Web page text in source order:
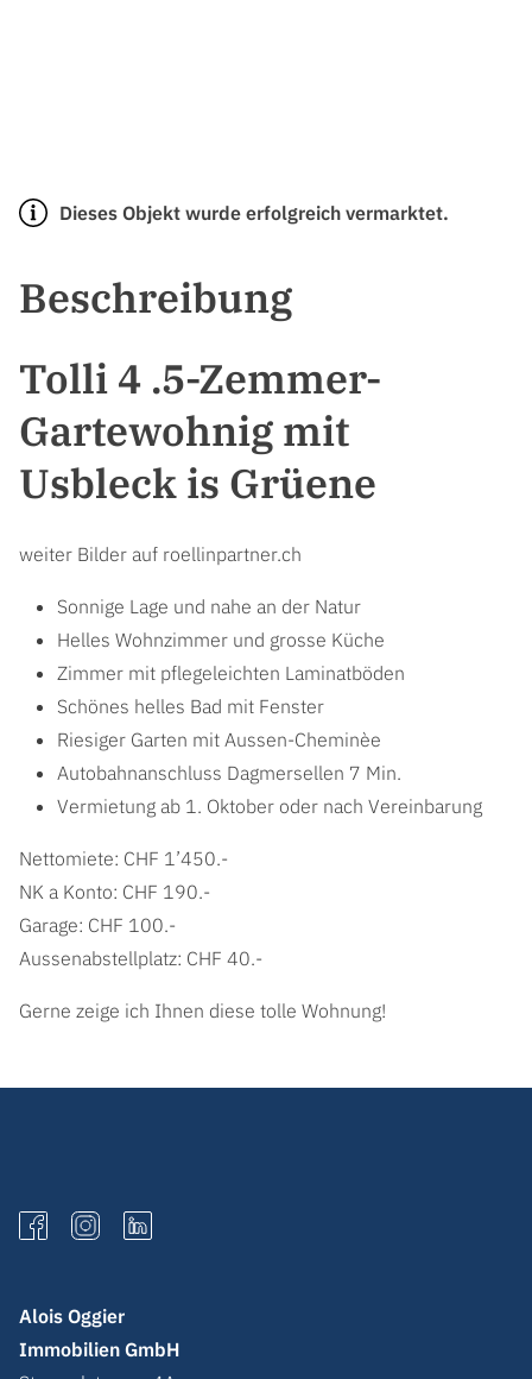
Dieses Objekt wurde erfolgreich vermarktet.
Beschreibung
Tolli 4 .5-Zemmer-
Gartewohnig mit
Usbleck is Grüene
weiter Bilder auf roellinpartner.ch
Sonnige Lage und nahe an der Natur
Helles Wohnzimmer und grosse Küche
Zimmer mit pflegeleichten Laminatböden
Schönes helles Bad mit Fenster
Riesiger Garten mit Aussen-Cheminèe
Autobahnanschluss Dagmersellen 7 Min.
Vermietung ab 1. Oktober oder nach Vereinbarung
Nettomiete: CHF 1’450.-
NK a Konto: CHF 190.-
Garage: CHF 100.-
Aussenabstellplatz: CHF 40.-
Gerne zeige ich Ihnen diese tolle Wohnung!
Alois Oggier
Immobilien GmbH